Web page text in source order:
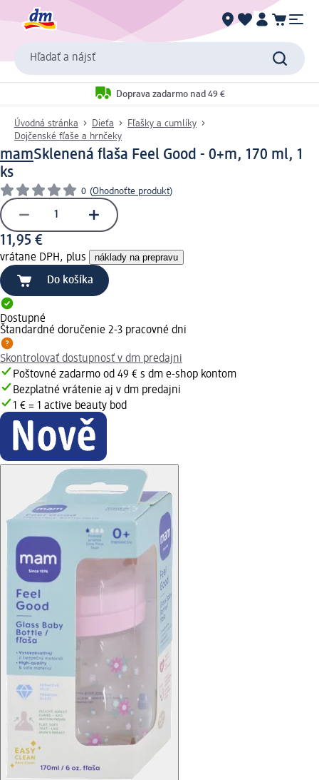
Hľadať a nájsť
Doprava zadarmo nad 49 €
Úvodná stránka Dieťa
Fľašky a cumlíky
Dojčenské fľaše a hrnčeky
mamSklenená flaša Feel Good - 0+m, 170 ml, 1
ks
0 (Ohodnoťte produkt)
11,95 €
vrátane DPH, plus náklady na prepravu
Do košíka
Dostupné
Štandardné doručenie 2-3 pracovné dni
Skontrolovať dostupnosť v dm predajni
Poštovné zadarmo od 49 € s dm e-shop kontom
Bezplatné vrátenie aj v dm predajni
1 € = 1 active beauty bod